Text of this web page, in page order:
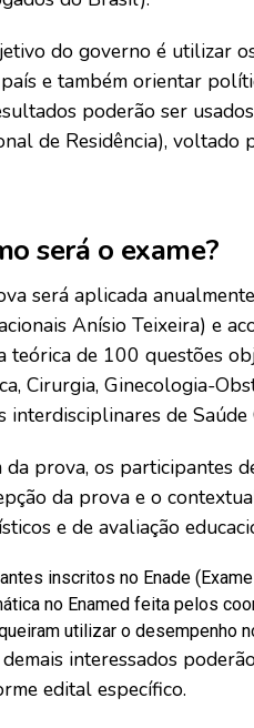
do governo é utilizar
e também orientar
poderão ser
de Residência), voltado
será o exame?
será aplicada
Anísio Teixeira) e
teórica de 100 questões
Cirurgia, Ginecologia-
interdisciplinares de
da prova, os participantes
da prova e o
e de avaliação
inscritos no Enade
no Enamed feita pelos
utilizar o desempenho
demais interessados
edital específico.